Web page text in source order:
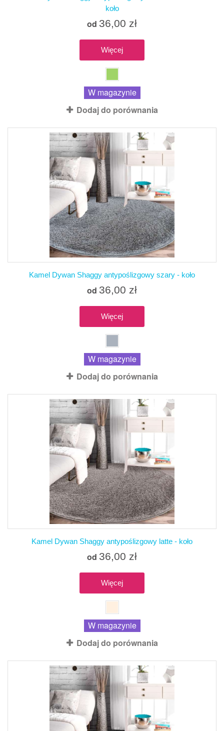
koło
od 36,00 zł
Więcej
W magazynie
Dodaj do porównania
Kamel Dywan Shaggy antypoślizgowy szary - koło
od 36,00 zł
Więcej
W magazynie
Dodaj do porównania
Kamel Dywan Shaggy antypoślizgowy latte - koło
od 36,00 zł
Więcej
W magazynie
Dodaj do porównania